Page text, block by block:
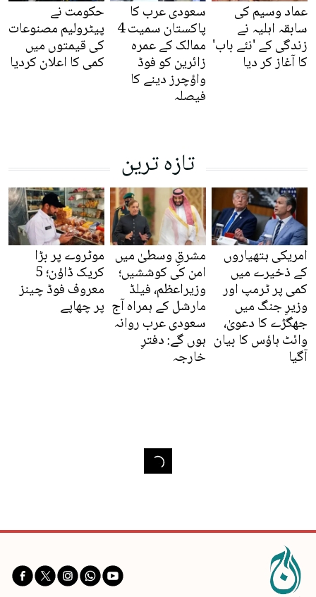
عماد وسیم کی
سابقہ اہلیہ نے
زندگی کے 'نئے باب'
کا آغاز کر دیا
سعودی عرب کا
پاکستان سمیت 4
ممالک کے عمرہ
زائرین کو فوڈ
واؤچرز دینے کا
فیصلہ
حکومت نے
پیٹرولیم مصنوعات
کی قیمتوں میں
کمی کا اعلان کردیا
تازہ ترین
امریکی ہتھیاروں
کے ذخیرے میں
کمی پر ٹرمپ اور
وزیرِ جنگ میں
جھگڑے کا دعویٰ،
وائٹ ہاؤس کا بیان
آگیا
مشرقِ وسطیٰ میں
امن کی کوششیں؛
وزیراعظم، فیلڈ
مارشل کے ہمراہ آج
سعودی عرب روانہ
ہوں گے: دفترِ
خارجہ
موٹروے پر بڑا
کریک ڈاؤن؛ 5
معروف فوڈ چینز
پر چھاپے